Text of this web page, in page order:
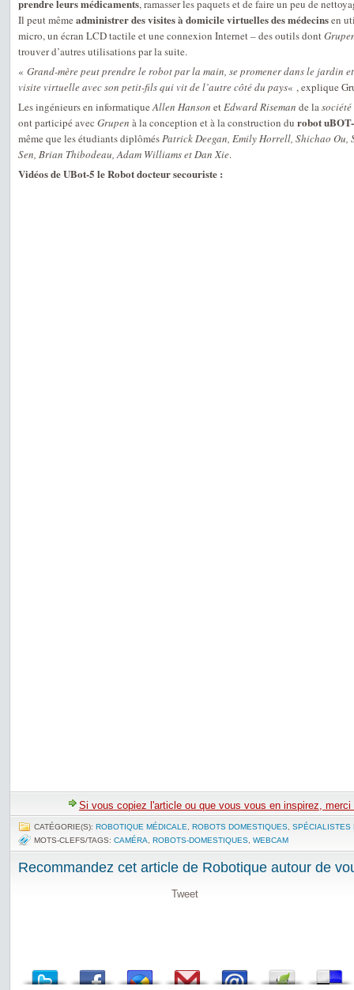
prendre leurs médicaments, ramasser les paquets et de faire un peu de
Il peut même administrer des visites à domicile virtuelles des médecinsen
micro, un écran LCD tactile et une connexion Internet – des outils dont
trouver d’autres utilisations par la suite.
« Grand-mère peut prendre le robot par la main, se promener dans le jardin
visite virtuelle avec son petit-fils qui vit de l’autre côté du pays« , explique
Les ingénieurs en informatiqueAllen Hanson etEdward Riseman de la
ont participé avec Grupen à la conception et à la construction du robot
même que les étudiants diplômésPatrick Deegan, Emily Horrell, Shichao Ou,
Sen, Brian Thibodeau, Adam Williams et Dan Xie.
Vidéos de UBot-5 le Robot docteur secouriste :
Si vous copiez l'article ou que vous vous en inspirez,
CATÉGORIE(S): ROBOTIQUE MÉDICALE ROBOTS DOMESTIQUES SPÉCIALISTES
MOTS-CLEFS/TAGS: CAMÉRA ROBOTS-DOMESTIQUES WEBCAM
Recommandez cet article de Robotique autour de
Tweet